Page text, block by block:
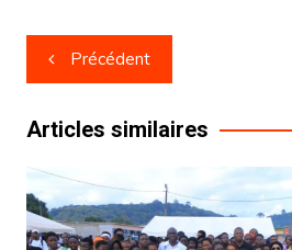
Navigation
de
l’article
Précédent
Articles similaires